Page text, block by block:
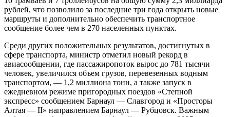
рублей, что позволило за последние три года открыть новые
маршруты и дополнительно обеспечить транспортное
сообщение более чем в 270 населенных пунктах.
Среди других положительных результатов, достигнутых в
сфере транспорта, министр отметил новый рекорд в
авиасообщении, где пассажиропоток вырос до 781 тысячи
человек, увеличился объем грузов, перевезенных водным
транспортом, — 1,2 миллиона тонн, а также запуск в
ежедневном режиме пригородных поездов «Степной
экспресс» сообщением Барнаул — Славгород и «Просторы
Алтая — II» направлением Барнаул — Рубцовск. Важным